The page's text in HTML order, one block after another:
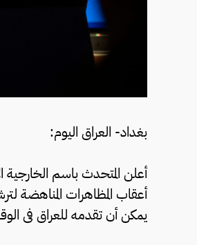
بغداد- العراق اليوم:
أعلن المتحدث باسم الخارجية
أعقاب المظاهرات المناهضة
يمكن أن تقدمه للعراق فى